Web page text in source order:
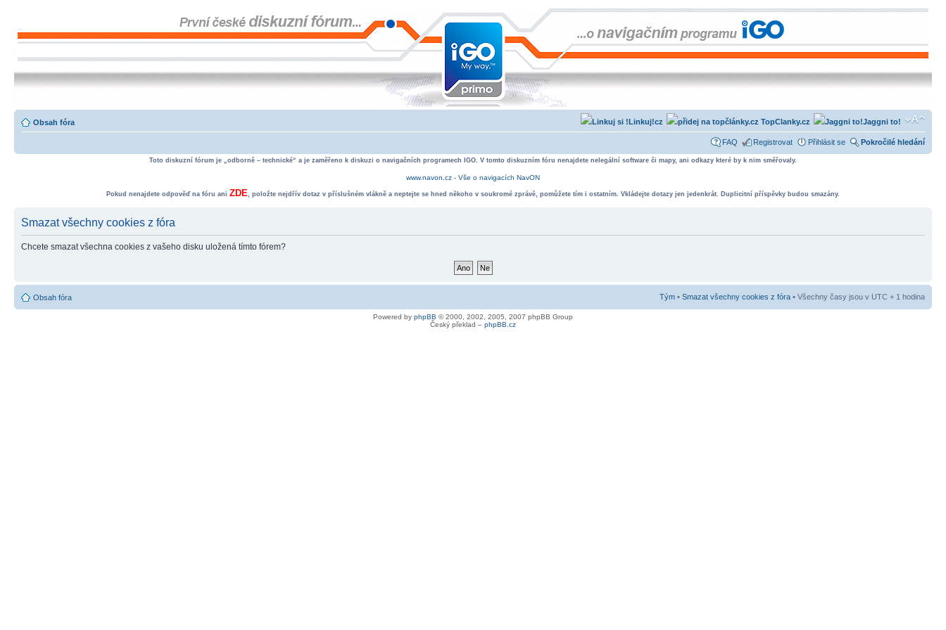
Obsah fóra Jaggni to!
TopClanky.cz
Linkuj!cz
FAQ Registrovat Přihlásit se Pokročilé hledání
Toto diskuzní fórum je „odborně – technické“ a je zaměřeno k diskuzi o navigačních programech IGO. V tomto diskuzním fóru nenajdete nelegální software či mapy, ani odkazy které by k nim směřovaly.
www.navon.cz - Vše o navigacích NavON
Pokud nenajdete odpověď na fóru ani ZDE, položte nejdřív dotaz v příslušném vlákně a neptejte se hned někoho v soukromé zprávě, pomůžete tím i ostatním. Vkládejte dotazy jen jedenkrát. Duplicitní příspěvky budou smazány.
Smazat všechny cookies z fóra
Chcete smazat všechna cookies z vašeho disku uložená tímto fórem?
Obsah fóra Tým • Smazat všechny cookies z fóra • Všechny časy jsou v UTC + 1 hodina
Powered by phpBB © 2000, 2002, 2005, 2007 phpBB Group
Český překlad – phpBB.cz